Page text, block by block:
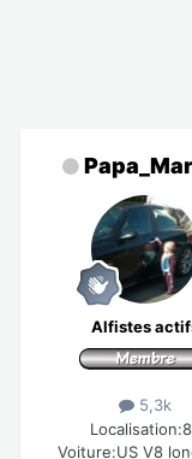
Alfistes
5,3k
Localisation:
Voiture:US V8